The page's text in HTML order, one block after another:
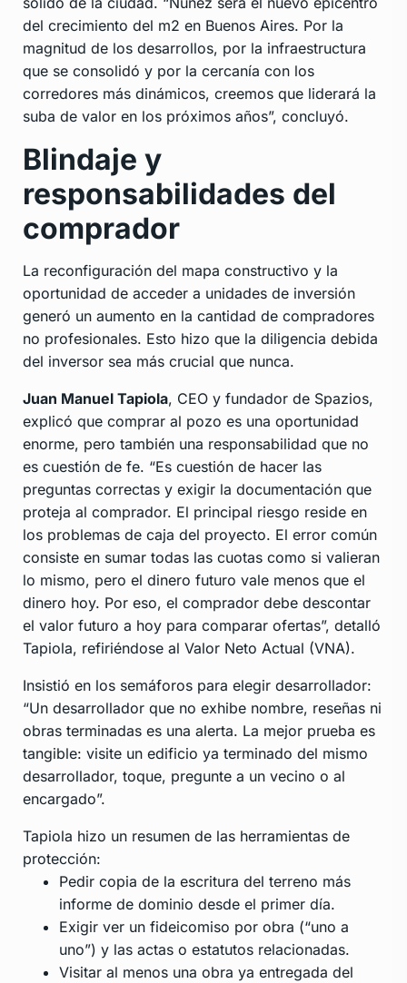
del crecimiento del m2 en Buenos Aires. Por la
magnitud de los desarrollos, por la infraestructura
que se consolidó y por la cercanía con los
corredores más dinámicos, creemos que liderará la
suba de valor en los próximos años”, concluyó.
Blindaje y
responsabilidades del
comprador
La reconfiguración del mapa constructivo y la
oportunidad de acceder a unidades de inversión
generó un aumento en la cantidad de compradores
no profesionales. Esto hizo que la diligencia debida
del inversor sea más crucial que nunca.
Juan Manuel Tapiola, CEO y fundador de Spazios,
explicó que comprar al pozo es una oportunidad
enorme, pero también una responsabilidad que no
es cuestión de fe. “Es cuestión de hacer las
preguntas correctas y exigir la documentación que
proteja al comprador. El principal riesgo reside en
los problemas de caja del proyecto. El error común
consiste en sumar todas las cuotas como si valieran
lo mismo, pero el dinero futuro vale menos que el
dinero hoy. Por eso, el comprador debe descontar
el valor futuro a hoy para comparar ofertas”, detalló
Tapiola, refiriéndose al Valor Neto Actual (VNA).
Insistió en los semáforos para elegir desarrollador:
“Un desarrollador que no exhibe nombre, reseñas ni
obras terminadas es una alerta. La mejor prueba es
tangible: visite un edificio ya terminado del mismo
desarrollador, toque, pregunte a un vecino o al
encargado”.
Tapiola hizo un resumen de las herramientas de
protección:
Pedir copia de la escritura del terreno más
informe de dominio desde el primer día.
Exigir ver un fideicomiso por obra (“uno a
uno”) y las actas o estatutos relacionadas.
Visitar al menos una obra ya entregada del